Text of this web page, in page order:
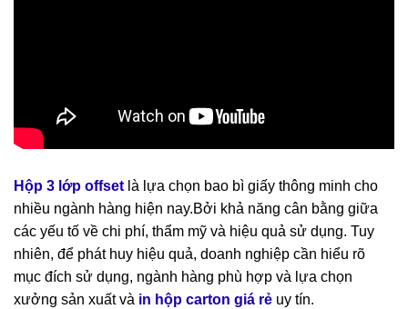
Hộp 3 lớp offset là lựa chọn bao bì giấy thông minh cho
nhiều ngành hàng hiện nay.Bởi khả năng cân bằng giữa
các yếu tố về chi phí, thẩm mỹ và hiệu quả sử dụng. Tuy
nhiên, để phát huy hiệu quả, doanh nghiệp cần hiểu rõ
mục đích sử dụng, ngành hàng phù hợp và lựa chọn
xưởng sản xuất và in hộp carton giá rẻ uy tín.